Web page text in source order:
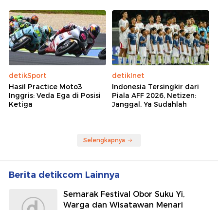
detikSport
Hasil Practice Moto3
Inggris: Veda Ega di Posisi
Ketiga
detikInet
Indonesia Tersingkir dari
Piala AFF 2026, Netizen:
Janggal, Ya Sudahlah
Selengkapnya
Berita detikcom Lainnya
Semarak Festival Obor Suku Yi,
Warga dan Wisatawan Menari